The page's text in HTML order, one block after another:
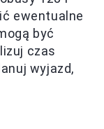
ewentualne
być
czas
wyjazd,